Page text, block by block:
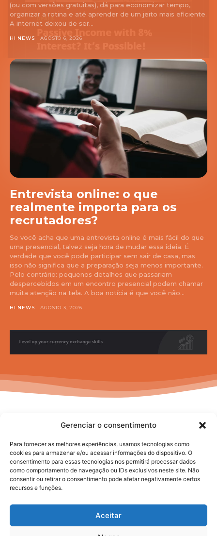
Gerenciar o consentimento
Para fornecer as melhores experiências, usamos tecnologias como
cookies para armazenar e/ou acessar informações do dispositivo. O
consentimento para essas tecnologias nos permitirá processar dados
como comportamento de navegação ou IDs exclusivos neste site. Não
consentir ou retirar o consentimento pode afetar negativamente certos
recursos e funções.
Aceitar
(ou com versões gratuitas), dá para economizar tempo,
organizar a rotina e até aprender de um jeito mais eficiente.
A internet deixou de ser...
HI NEWS AGOSTO 6, 2026
Entrevista online: o que
realmente importa para os
recrutadores?
Se você acha que uma entrevista online é mais fácil do que
uma presencial, talvez seja hora de mudar essa ideia. É
verdade que você pode participar sem sair de casa, mas
isso não significa que a preparação seja menos importante.
Pelo contrário: pequenos detalhes que passariam
despercebidos em um encontro presencial podem chamar
muita atenção na tela. A boa notícia é que você não...
HI NEWS AGOSTO 3, 2026
No posts to display